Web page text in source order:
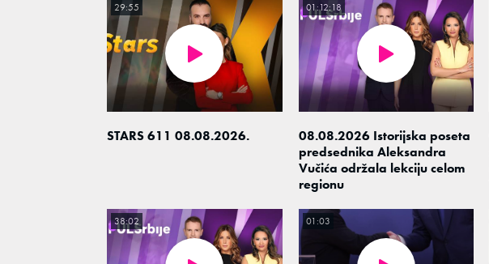
STARS 611 08.08.2026.
29:55
08.08.2026 Istorijska poseta
predsednika Aleksandra
Vučića održala lekciju celom
regionu
01:12:18
38:02 01:03